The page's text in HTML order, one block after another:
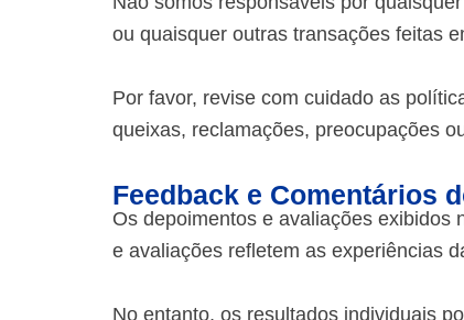
ou quaisquer outras transações feitas
Por favor, revise com cuidado as
queixas, reclamações, preocupações
Feedback e Comentários
Os depoimentos e avaliações exibidos
e avaliações refletem as experiências
No entanto, os resultados individuais